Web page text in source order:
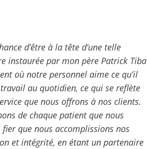
d’être à la tête d’une telle
instaurée par mon père Patrick Tiba
où notre personnel aime ce qu’il
au quotidien, ce qui se reflète
que nous offrons à nos clients.
de chaque patient que nous
que nous accomplissions nos
et intégrité, en étant un partenaire